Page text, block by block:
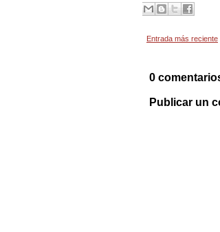
Entrada más reciente
0
Publicar un